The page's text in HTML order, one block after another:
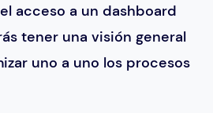
acceso a un dashboard
tener una visión general
uno a uno los procesos